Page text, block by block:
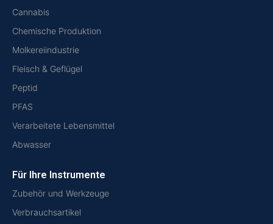
Cannabis
Chemische Produktion
Molkereiindustrie
Fleisch & Geflügel
Peptid
PFAS
Verarbeitete Lebensmittel
Abwasser
Für Ihre Instrumente
Zubehör und Werkzeuge
Verbrauchsartikel